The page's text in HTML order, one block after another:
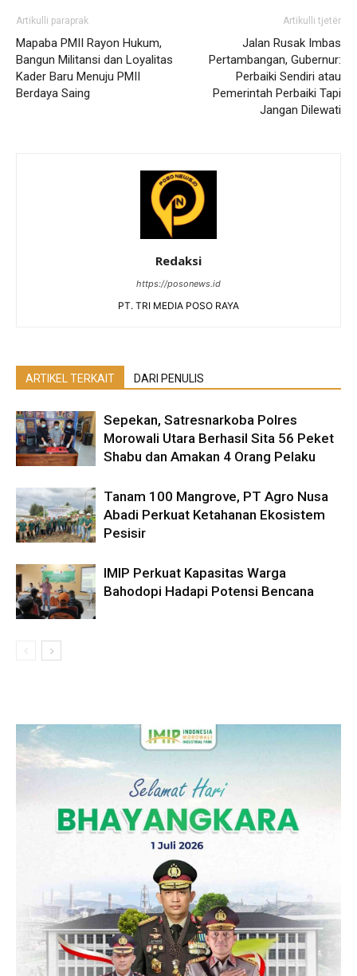
Artikulli paraprak
Mapaba PMII Rayon Hukum,
Bangun Militansi dan Loyalitas
Kader Baru Menuju PMII
Berdaya Saing
Artikulli tjetër
Jalan Rusak Imbas
Pertambangan, Gubernur:
Perbaiki Sendiri atau
Pemerintah Perbaiki Tapi
Jangan Dilewati
Redaksi
https://posonews.id
PT. TRI MEDIA POSO RAYA
ARTIKEL TERKAIT DARI PENULIS
Sepekan, Satresnarkoba Polres
Morowali Utara Berhasil Sita 56 Peket
Shabu dan Amakan 4 Orang Pelaku
Tanam 100 Mangrove, PT Agro Nusa
Abadi Perkuat Ketahanan Ekosistem
Pesisir
IMIP Perkuat Kapasitas Warga
Bahodopi Hadapi Potensi Bencana